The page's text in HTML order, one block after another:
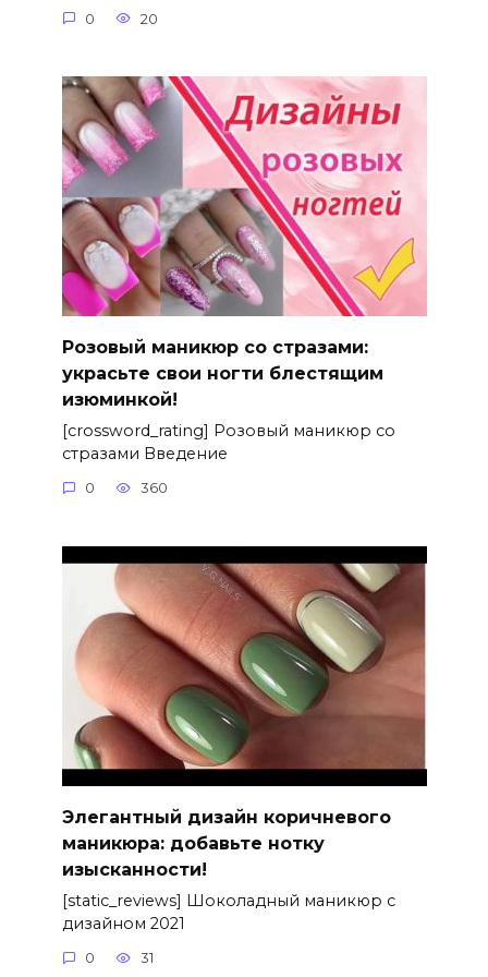
0 20
Розовый маникюр со стразами:
украсьте свои ногти блестящим
изюминкой!
[crossword_rating] Розовый маникюр со
стразами Введение
0 360
Элегантный дизайн коричневого
маникюра: добавьте нотку
изысканности!
[static_reviews] Шоколадный маникюр с
дизайном 2021
0 31